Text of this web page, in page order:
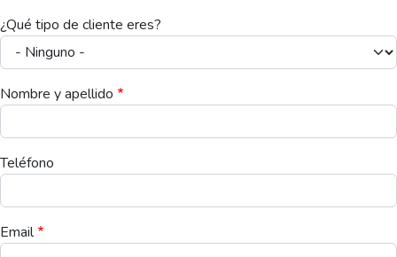
¿Qué tipo de cliente eres?
Nombre y apellido
Teléfono
Email